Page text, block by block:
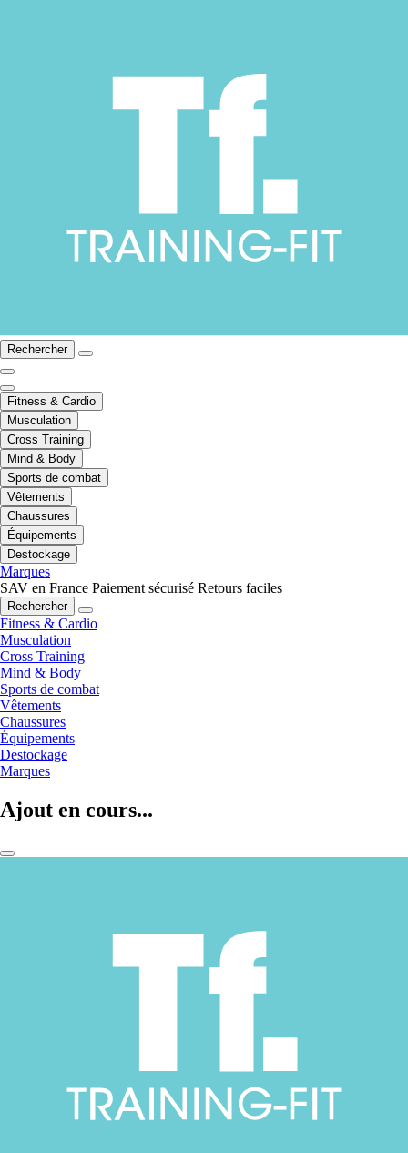
Rechercher
Fitness & Cardio
Musculation
Cross Training
Mind & Body
Sports de combat
Vêtements
Chaussures
Équipements
Destockage
Marques
SAV en France Paiement sécurisé Retours faciles
Rechercher
Fitness & Cardio
Musculation
Cross Training
Mind & Body
Sports de combat
Vêtements
Chaussures
Équipements
Destockage
Marques
Ajout en cours...